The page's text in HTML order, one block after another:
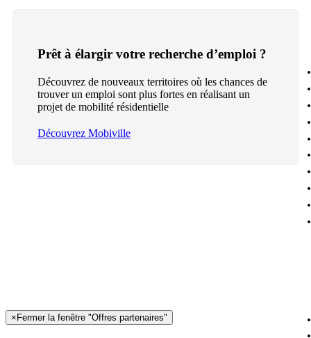
Prêt à élargir votre recherche d’emploi ?
Découvrez de nouveaux territoires où les chances de
trouver un emploi sont plus fortes en réalisant un
projet de mobilité résidentielle
Découvrez Mobiville
× Fermer la fenêtre "Offres partenaires"